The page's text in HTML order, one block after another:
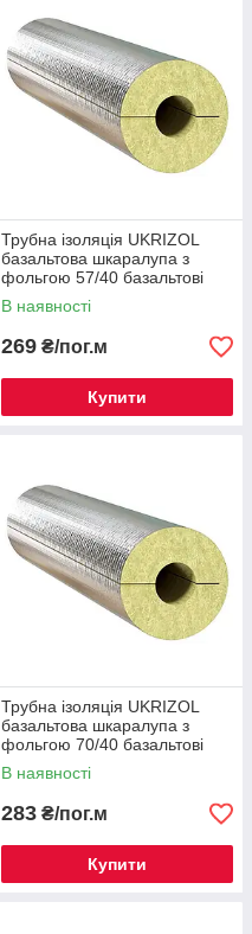
Трубна ізоляція UKRIZOL
базальтова шкаралупа з
фольгою 57/40 базальтові
циліндри
В наявності
269 ₴/пог.м
Купити
Трубна ізоляція UKRIZOL
базальтова шкаралупа з
фольгою 70/40 базальтові
циліндри
В наявності
283 ₴/пог.м
Купити